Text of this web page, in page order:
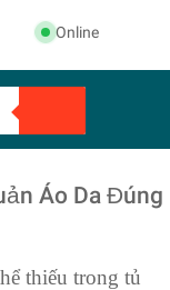
Online
Áo Da Đúng
thiếu trong tủ